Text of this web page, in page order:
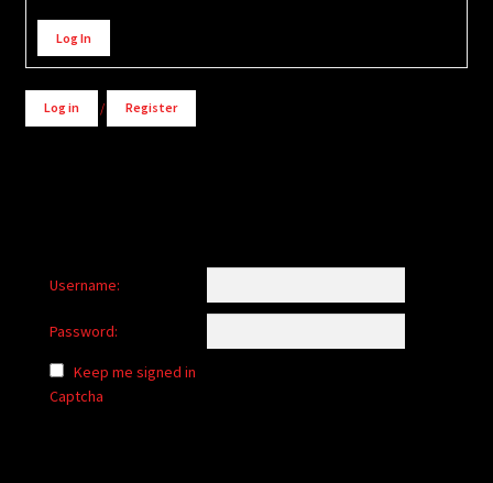
Alternative:
Log In
Log in / Register
Username:
Password:
Keep me signed in
Captcha